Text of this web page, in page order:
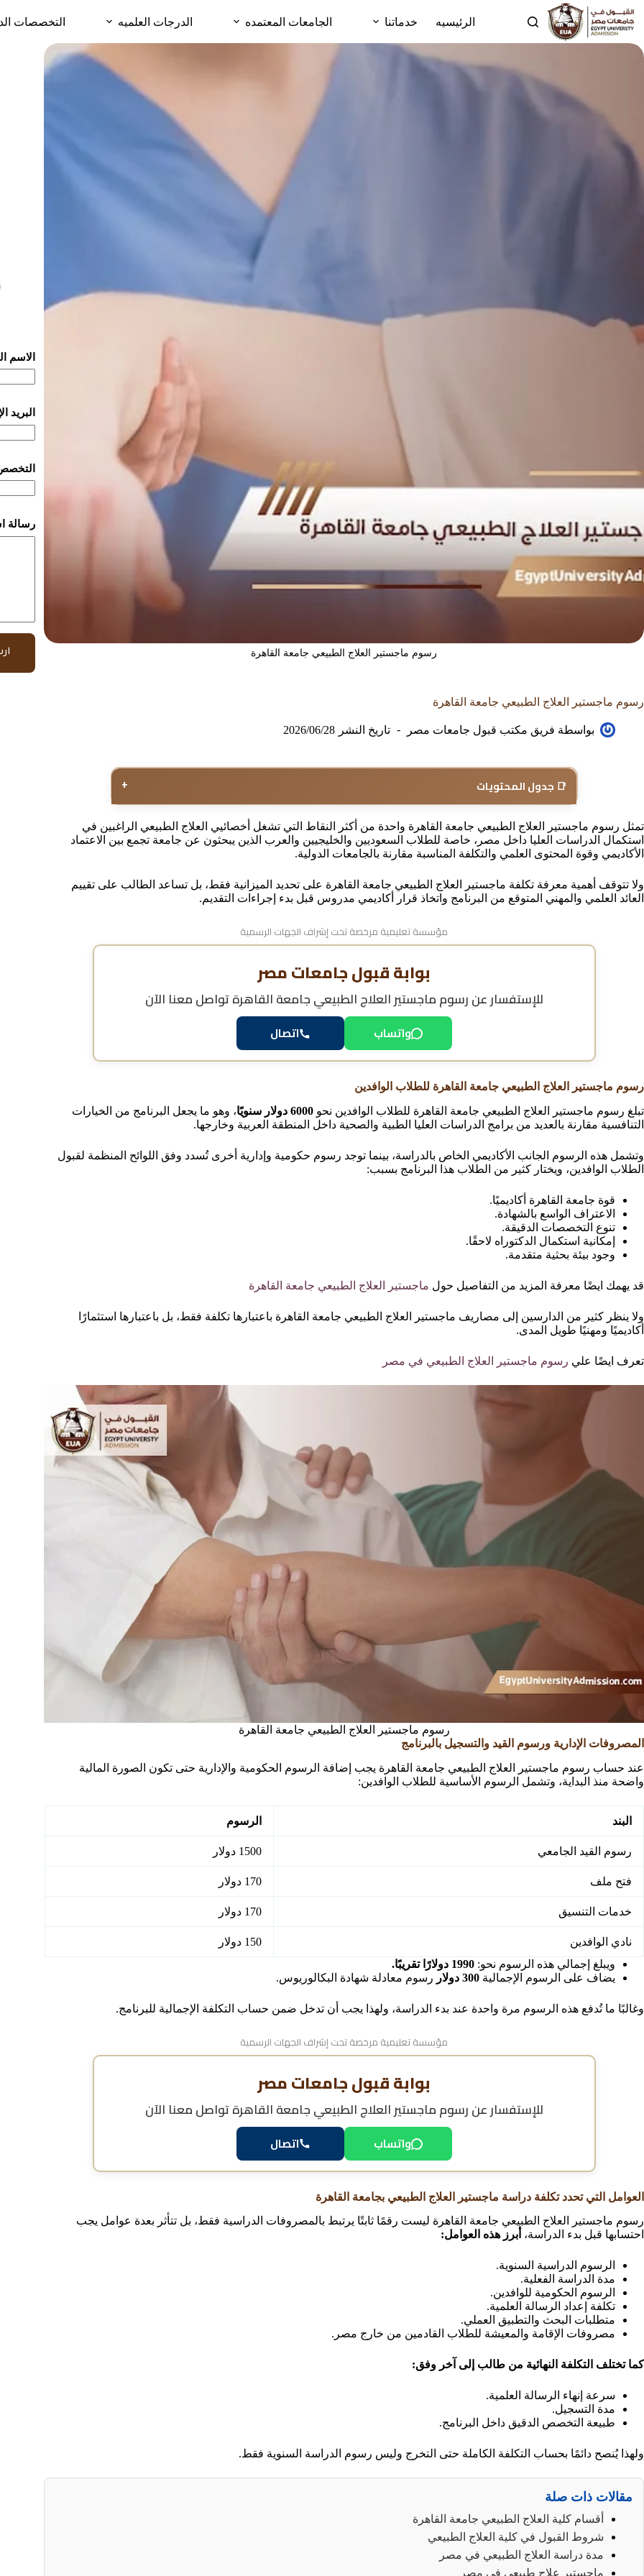
الرئيسيه خدماتنا الجامعات المعتمده الدرجات العلميه التخصصات
رسوم ماجستير العلاج الطبيعي جامعة القاهرة
رسوم ماجستير العلاج الطبيعي جامعة القاهرة
بواسطة فريق مكتب قبول جامعات مصر تاريخ النشر 2026/06/28
📑 جدول المحتويات +
تمثل رسوم ماجستير العلاج الطبيعي جامعة القاهرة واحدة من أكثر النقاط التي تشغل أخصائيي العلاج الطبيعي الراغبين في
استكمال الدراسات العليا داخل مصر، خاصة للطلاب السعوديين والخليجيين والعرب الذين يبحثون عن جامعة تجمع بين الاعتماد
الأكاديمي وقوة المحتوى العلمي والتكلفة المناسبة مقارنة بالجامعات الدولية.
ولا تتوقف أهمية معرفة تكلفة ماجستير العلاج الطبيعي جامعة القاهرة على تحديد الميزانية فقط، بل تساعد الطالب على تقييم
العائد العلمي والمهني المتوقع من البرنامج واتخاذ قرار أكاديمي مدروس قبل بدء إجراءات التقديم.
مؤسسة تعليمية مرخصة تحت إشراف الجهات الرسمية
بوابة قبول جامعات مصر
للإستفسار عنرسوم ماجستير العلاج الطبيعي جامعة القاهرةتواصل معنا الآن
واتساب اتصال
رسوم ماجستير العلاج الطبيعي جامعة القاهرة للطلاب الوافدين
تبلغ رسوم ماجستير العلاج الطبيعي جامعة القاهرة للطلاب الوافدين نحو 6000 دولار سنويًا
، وهو ما يجعل البرنامج من الخيارات
التنافسية مقارنة بالعديد من برامج الدراسات العليا الطبية والصحية داخل المنطقة العربية وخارجها.
وتشمل هذه الرسوم الجانب الأكاديمي الخاص بالدراسة، بينما توجد رسوم حكومية وإدارية أخرى تُسدد وفق اللوائح المنظمة لقبول
الطلاب الوافدين، ويختار كثير من الطلاب هذا البرنامج بسبب:
قوة جامعة القاهرة أكاديميًا.
الاعتراف الواسع بالشهادة.
تنوع التخصصات الدقيقة.
إمكانية استكمال الدكتوراه لاحقًا.
وجود بيئة بحثية متقدمة.
قد يهمك ايضًا معرفة المزيد من التفاصيل حول ماجستير العلاج الطبيعي جامعة القاهرة
ولا ينظر كثير من الدارسين إلى مصاريف ماجستير العلاج الطبيعي جامعة القاهرة باعتبارها تكلفة فقط، بل باعتبارها استثمارًا
أكاديميًا ومهنيًا طويل المدى.
تعرف ايضًا علي رسوم ماجستير العلاج الطبيعي في مصر
رسوم ماجستير العلاج الطبيعي جامعة القاهرة
المصروفات الإدارية ورسوم القيد والتسجيل بالبرنامج
عند حساب رسوم ماجستير العلاج الطبيعي جامعة القاهرة يجب إضافة الرسوم الحكومية والإدارية حتى تكون الصورة المالية
واضحة منذ البداية، وتشمل الرسوم الأساسية للطلاب الوافدين:
البند الرسوم
رسوم القيد الجامعي 1500 دولار
فتح ملف 170 دولار
خدمات التنسيق 170 دولار
نادي الوافدين
150 دولار
ويبلغ إجمالي هذه الرسوم نحو: 1990 دولارًا تقريبًا.
يضاف على الرسوم الإجمالية 300 دولار رسوم معادلة شهادة البكالوريوس.
وغالبًا ما تُدفع هذه الرسوم مرة واحدة عند بدء الدراسة، ولهذا يجب أن تدخل ضمن حساب التكلفة الإجمالية للبرنامج.
مؤسسة تعليمية مرخصة تحت إشراف الجهات الرسمية
بوابة قبول جامعات مصر
للإستفسار عنرسوم ماجستير العلاج الطبيعي جامعة القاهرةتواصل معنا الآن
واتساب اتصال
العوامل التي تحدد تكلفة دراسة ماجستير العلاج الطبيعي بجامعة القاهرة
رسوم ماجستير العلاج الطبيعي جامعة القاهرة ليست رقمًا ثابتًا يرتبط بالمصروفات الدراسية فقط، بل تتأثر بعدة عوامل يجب
احتسابها قبل بدء الدراسة، أبرز هذه العوامل:
الرسوم الدراسية السنوية.
مدة الدراسة الفعلية.
الرسوم الحكومية للوافدين.
تكلفة إعداد الرسالة العلمية.
متطلبات البحث والتطبيق العملي.
مصروفات الإقامة والمعيشة للطلاب القادمين من خارج مصر.
كما تختلف التكلفة النهائية من طالب إلى آخر وفق:
سرعة إنهاء الرسالة العلمية.
مدة التسجيل.
طبيعة التخصص الدقيق داخل البرنامج.
ولهذا يُنصح دائمًا بحساب التكلفة الكاملة حتى التخرج وليس رسوم الدراسة السنوية فقط.
مقالات ذات صلة
أقسام كلية العلاج الطبيعي جامعة القاهرة
شروط القبول في كلية العلاج الطبيعي
مدة دراسة العلاج الطبيعي في مصر
ماجستير علاج طبيعي في مصر
الاسم
البريد
رسالة